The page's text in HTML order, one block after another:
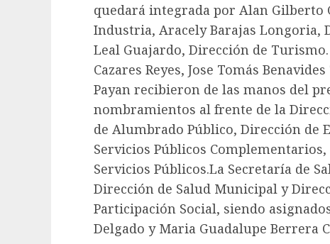
quedará integrada por Alan Gilberto
Industria, Aracely Barajas Longoria,
Leal Guajardo, Dirección de
Cazares Reyes, Jose Tomás
Payan recibieron de las manos del
nombramientos al frente de la
de Alumbrado Público, Dirección de
Servicios Públicos
Servicios Públicos.La Secretaría de
Dirección de Salud Municipal y
Participación Social, siendo
Delgado y Maria Guadalupe Berrera